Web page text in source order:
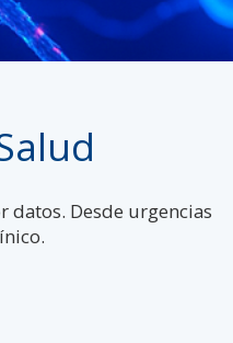
datos. Desde urgencias